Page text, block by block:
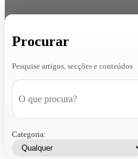
Procurar
Pesquise artigos, secções e conteúdos
Categoria: